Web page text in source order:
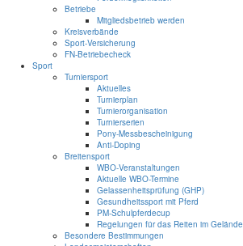
Betriebe
Mitgliedsbetrieb werden
Kreisverbände
Sport-Versicherung
FN-Betriebecheck
Sport
Turniersport
Aktuelles
Turnierplan
Turnierorganisation
Turnierserien
Pony-Messbescheinigung
Anti-Doping
Breitensport
WBO-Veranstaltungen
Aktuelle WBO-Termine
Gelassenheitsprüfung (GHP)
Gesundheitssport mit Pferd
PM-Schulpferdecup
Regelungen für das Reiten im Gelände
Besondere Bestimmungen